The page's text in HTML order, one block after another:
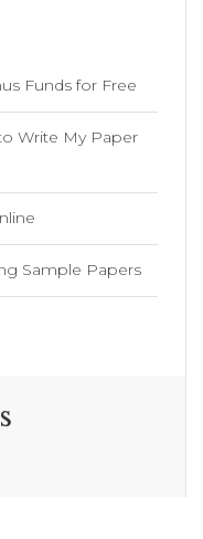
Funds for Free
Write My Paper
Sample Papers